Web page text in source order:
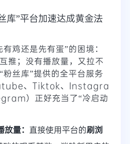
库”平台加速达成黄金法
鸡还是先有蛋”的困境：
推；没有播放量，又拉不
丝库”提供的全平台服务
、Tiktok、Instagra
）正好充当了“冷启动
量： 直接使用平台的刷浏